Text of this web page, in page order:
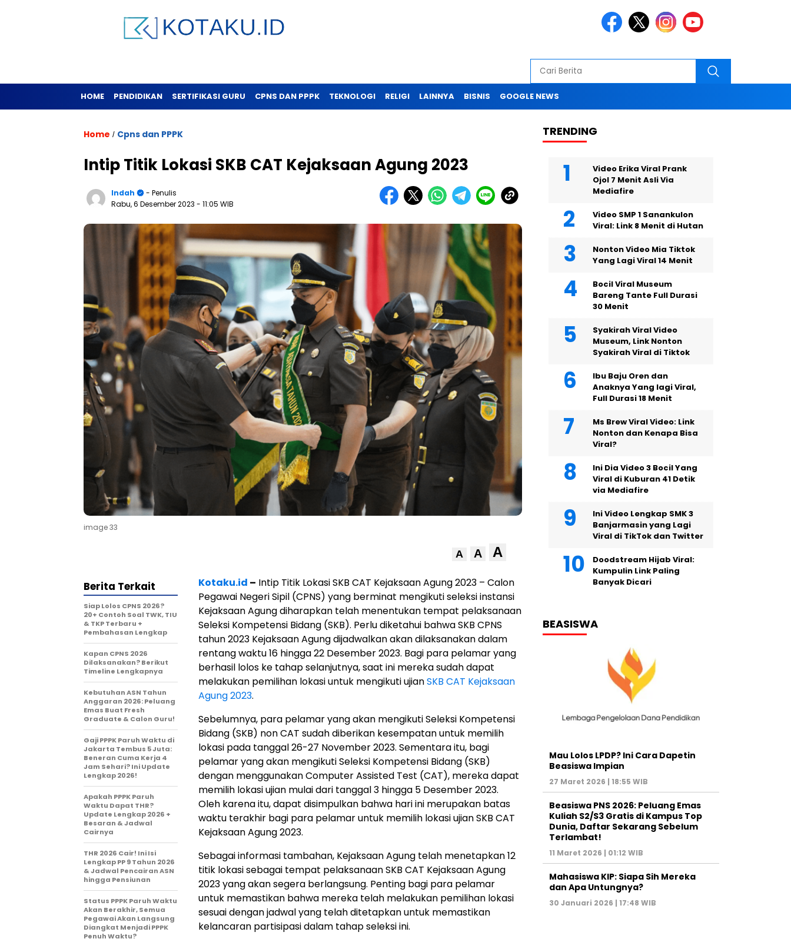
HOME PENDIDIKAN SERTIFIKASI GURU CPNS DAN PPPK TEKNOLOGI RELIGI LAINNYA BISNIS GOOGLE NEWS
Home / Cpns dan PPPK
Intip Titik Lokasi SKB CAT Kejaksaan Agung 2023
Indah
- Penulis
Rabu, 6 Desember 2023 - 11:05 WIB
image 33
A A A
Kotaku.id – Intip Titik Lokasi SKB CAT Kejaksaan Agung 2023 – Calon
Pegawai Negeri Sipil (CPNS) yang berminat mengikuti seleksi instansi
Kejaksaan Agung diharapkan telah menentukan tempat pelaksanaan
Seleksi Kompetensi Bidang (SKB). Perlu diketahui bahwa SKB CPNS
tahun 2023 Kejaksaan Agung dijadwalkan akan dilaksanakan dalam
rentang waktu 16 hingga 22 Desember 2023. Bagi para pelamar yang
berhasil lolos ke tahap selanjutnya, saat ini mereka sudah dapat
melakukan pemilihan lokasi untuk mengikuti ujianSKB CAT Kejaksaan
Agung 2023.
Sebelumnya, para pelamar yang akan mengikuti Seleksi Kompetensi
Bidang (SKB) non CAT sudah diberikan kesempatan untuk memilih
lokasi pada tanggal 26-27 November 2023. Sementara itu, bagi
pelamar yang akan mengikuti Seleksi Kompetensi Bidang (SKB)
dengan menggunakan Computer Assisted Test (CAT), mereka dapat
memilih lokasi ujian mulai dari tanggal 3 hingga 5 Desember 2023.
Oleh karena itu, dapat disimpulkan bahwa hari ini merupakan batas
waktu terakhir bagi para pelamar untuk memilih lokasi ujian SKB CAT
Kejaksaan Agung 2023.
Sebagai informasi tambahan, Kejaksaan Agung telah menetapkan 12
titik lokasi sebagai tempat pelaksanaan SKB CAT Kejaksaan Agung
2023 yang akan segera berlangsung. Penting bagi para pelamar
untuk memastikan bahwa mereka telah melakukan pemilihan lokasi
sesuai dengan jadwal yang telah ditetapkan untuk memastikan
kelancaran partisipasi dalam tahap seleksi ini.
Berita Terkait
Siap Lolos CPNS 2026?
20+ Contoh Soal TWK, TIU
& TKP Terbaru +
Pembahasan Lengkap
Kapan CPNS 2026
Dilaksanakan? Berikut
Timeline Lengkapnya
Kebutuhan ASN Tahun
Anggaran 2026: Peluang
Emas Buat Fresh
Graduate & Calon Guru!
Gaji PPPK Paruh Waktu di
Jakarta Tembus 5 Juta:
Beneran Cuma Kerja 4
Jam Sehari? Ini Update
Lengkap 2026!
Apakah PPPK Paruh
Waktu Dapat THR?
Update Lengkap 2026 +
Besaran & Jadwal
Cairnya
THR 2026 Cair! Ini Isi
Lengkap PP 9 Tahun 2026
& Jadwal Pencairan ASN
hingga Pensiunan
Status PPPK Paruh Waktu
Akan Berakhir, Semua
Pegawai Akan Langsung
Diangkat Menjadi PPPK
Penuh Waktu?
TRENDING
Video Erika Viral Prank
Ojol 7 Menit Asli Via
Mediafire
Video SMP 1 Sanankulon
Viral: Link 8 Menit di Hutan
Nonton Video Mia Tiktok
Yang Lagi Viral 14 Menit
Bocil Viral Museum
Bareng Tante Full Durasi
30 Menit
Syakirah Viral Video
Museum, Link Nonton
Syakirah Viral di Tiktok
Ibu Baju Oren dan
Anaknya Yang lagi Viral,
Full Durasi 18 Menit
Ms Brew Viral Video: Link
Nonton dan Kenapa Bisa
Viral?
Ini Dia Video 3 Bocil Yang
Viral di Kuburan 41 Detik
via Mediafire
Ini Video Lengkap SMK 3
Banjarmasin yang Lagi
Viral di TikTok dan Twitter
Doodstream Hijab Viral:
Kumpulin Link Paling
Banyak Dicari
BEASISWA
Mau Lolos LPDP? Ini Cara Dapetin
Beasiswa Impian
27 Maret 2026 | 18:55 WIB
Beasiswa PNS 2026: Peluang Emas
Kuliah S2/S3 Gratis di Kampus Top
Dunia, Daftar Sekarang Sebelum
Terlambat!
11 Maret 2026 | 01:12 WIB
Mahasiswa KIP: Siapa Sih Mereka
dan Apa Untungnya?
30 Januari 2026 | 17:48 WIB